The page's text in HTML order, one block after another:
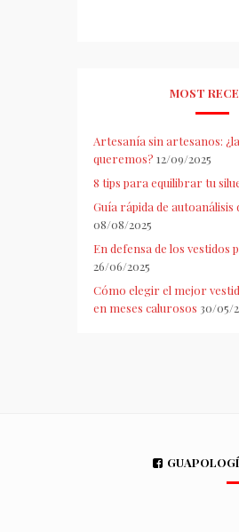
MOST
Artesanía sin artesanos:
queremos? 12/09/2025
8 tips para equilibrar tu
Guía rápida de autoanálisis
08/08/2025
En defensa de los vestidos
26/06/2025
Cómo elegir el mejor
en meses calurosos 30/05/